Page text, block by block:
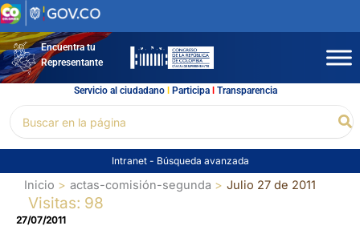
Ir
al
contenidoEncuentra tu
Representante
Servicio al ciudadano l Participal Transparencia
por:
Intranet - Búsqueda avanzada
Inicio actas-comisión-segunda Julio 27 de 2011
Visitas: 98
27/07/2011